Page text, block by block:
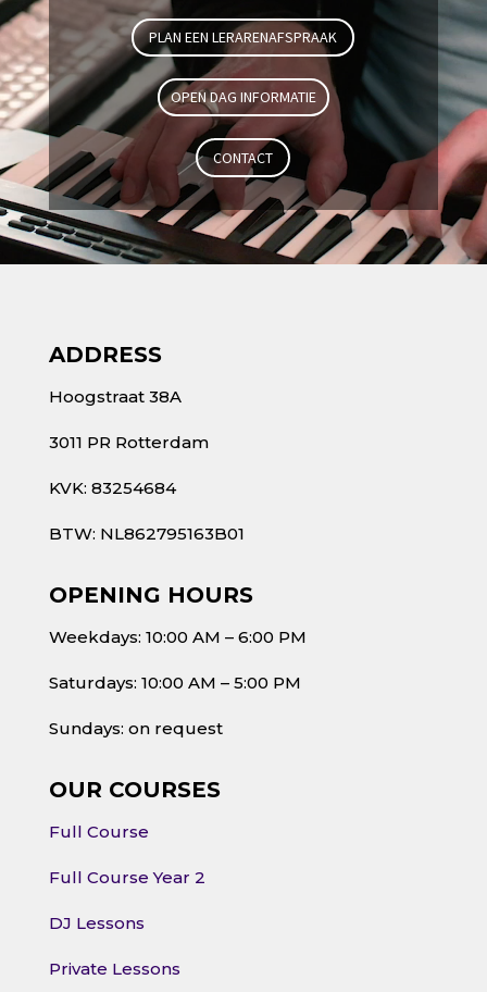
PLAN EEN LERARENAFSPRAAK
OPEN DAG INFORMATIE
CONTACT
ADDRESS
Hoogstraat 38A
3011 PR Rotterdam
KVK: 83254684
BTW: NL862795163B01
OPENING HOURS
Weekdays: 10:00 AM – 6:00 PM
Saturdays: 10:00 AM – 5:00 PM
Sundays: on request
OUR COURSES
Full Course
Full Course Year 2
DJ Lessons
Private Lessons